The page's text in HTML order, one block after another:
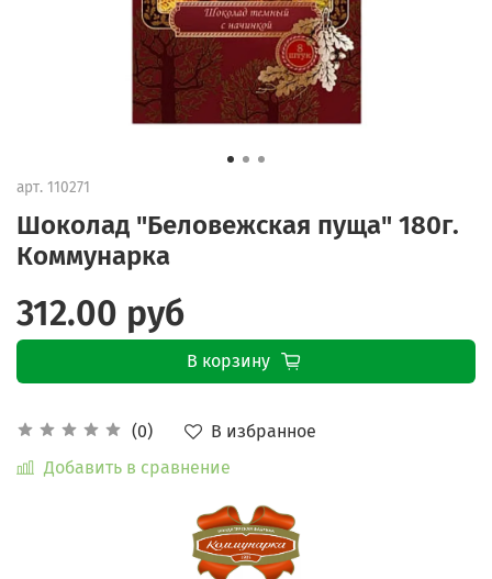
арт. 110271
Шоколад "Беловежская пуща" 180г.
Коммунарка
(0)
В избранное
Добавить в сравнение
312.00 руб
В корзину